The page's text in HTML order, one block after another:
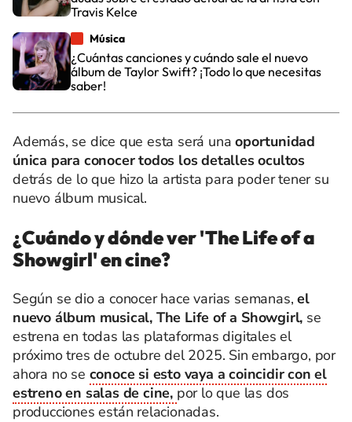
Travis Kelce
Música
¿Cuántas canciones y cuándo sale el nuevo
álbum de Taylor Swift? ¡Todo lo que necesitas
saber!
Además, se dice que esta será unaoportunidad
única para conocer todos los detalles ocultos
detrás de lo que hizo la artista para poder tener su
nuevo álbum musical.
¿Cuándo y dónde ver 'The Life of a
Showgirl' en cine?
Según se dio a conocer hace varias semanas, el
nuevo álbum musical, The Life of a Showgirl, se
estrena en todas las plataformas digitales el
próximo tres de octubre del 2025. Sin embargo, por
ahora no se conoce si esto vaya a coincidir con el
estreno en salas de cine, por lo que las dos
producciones están relacionadas.